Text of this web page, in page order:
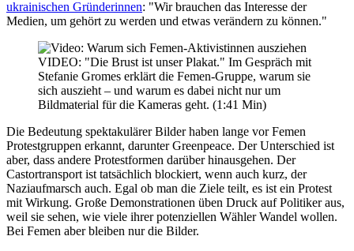
ukrainischen Gründerinnen: "Wir brauchen das Interesse der
Medien, um gehört zu werden und etwas verändern zu können."
VIDEO: "Die Brust ist unser Plakat." Im Gespräch mit
Stefanie Gromes erklärt die Femen-Gruppe, warum sie
sich auszieht – und warum es dabei nicht nur um
Bildmaterial für die Kameras geht. (1:41 Min)
Die Bedeutung spektakulärer Bilder haben lange vor Femen
Protestgruppen erkannt, darunter Greenpeace. Der Unterschied ist
aber, dass andere Protestformen darüber hinausgehen. Der
Castortransport ist tatsächlich blockiert, wenn auch kurz, der
Naziaufmarsch auch. Egal ob man die Ziele teilt, es ist ein Protest
mit Wirkung. Große Demonstrationen üben Druck auf Politiker aus,
weil sie sehen, wie viele ihrer potenziellen Wähler Wandel wollen.
Bei Femen aber bleiben nur die Bilder.